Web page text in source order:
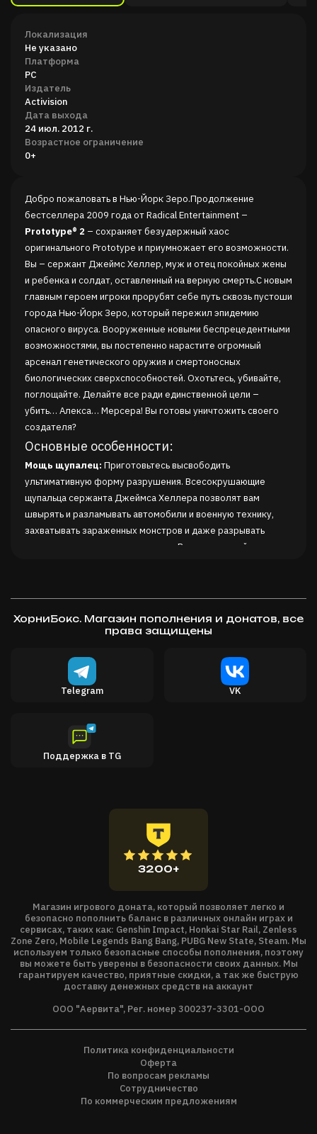
Локализация
Не указано
Платформа
PC
Издатель
Activision
Дата выхода
24 июл. 2012 г.
Возрастное ограничение
0+
Добро пожаловать в Нью-Йорк Зеро.Продолжение
бестселлера 2009 года от Radical Entertainment –
Prototype® 2 – сохраняет безудержный хаос
оригинального Prototype и приумножает его возможности.
Вы – сержант Джеймс Хеллер, муж и отец покойных жены
и ребенка и солдат, оставленный на верную смерть.С новым
главным героем игроки прорубят себе путь сквозь пустоши
города Нью-Йорк Зеро, который пережил эпидемию
опасного вируса. Вооруженные новыми беспрецедентными
возможностями, вы постепенно нарастите огромный
арсенал генетического оружия и смертоносных
биологических сверхспособностей. Охотьтесь, убивайте,
поглощайте. Делайте все ради единственной цели –
убить… Алекса… Мерсера! Вы готовы уничтожить своего
создателя?
Основные особенности:
Мощь щупалец: Приготовьтесь высвободить
ультимативную форму разрушения. Всесокрушающие
щупальца сержанта Джеймса Хеллера позволят вам
швырять и разламывать автомобили и военную технику,
захватывать зараженных монстров и даже разрывать
группы врагов в кровавые клочья. Выпустите свой
возможность самим скрестить разрушительные
Прототип. Быстрое передвижение? Острые лезвия? Или
Охотьтесь — убивайте — меняйтесь:
Теперь вы можете
выследить любого врага своим внутренним сонаром!
Сержант Джеймс Хеллер привносит новое измерение во
убивать и становиться любым, кто встанет на вашем пути.
Превратитесь в солдата, ученого или кого угодно,
поглотите их воспоминания и получите новые способности.
самого дьявола… Алекса Мерсера. Борьба различных
фракций за контроль над инфекцией на фоне руин Нью-
Йорк Зеро делает Prototype 2 самым ярким событием 2012
технологии «Titanium 2.0», Prototype 2 превзойдет
ожидания игроков от экшена с открытым миром. Станьте
свидетелем того, как зараженные чудовища размером с
целое здание крушат улицы города, в то время как вы
парите над целыми отрядами прекрасно обученных солдат
«Черного дозора». Prototype 2: больше, развязней, лучше!
Нью-Йорк Зеро: совершенно новое поле для охоты!
PROTOTYPE 2разделен на три различных
зоны. Хорошо защищенная военными зеленая зона,
переполненные беженцами и закрытые на карантин
ХорниБокс. Магазин пополнения и донатов, все
права защищены
Магазин игрового доната, который позволяет легко и
безопасно пополнить баланс в различных онлайн играх и
сервисах, таких как: Genshin Impact, Honkai Star Rail, Zenless
Zone Zero, Mobile Legends Bang Bang, PUBG New State, Steam. Мы
используем только безопасные способы пополнения, поэтому
вы можете быть уверены в безопасности своих данных. Мы
гарантируем качество, приятные скидки, а так же быструю
доставку денежных средств на аккаунт
ООО "Аервита", Рег. номер 300237-3301-ООО
3200+
Telegram VK
Поддержка в TG
Политика конфиденциальности
Оферта
По вопросам рекламы
Сотрудничество
По коммерческим предложениям